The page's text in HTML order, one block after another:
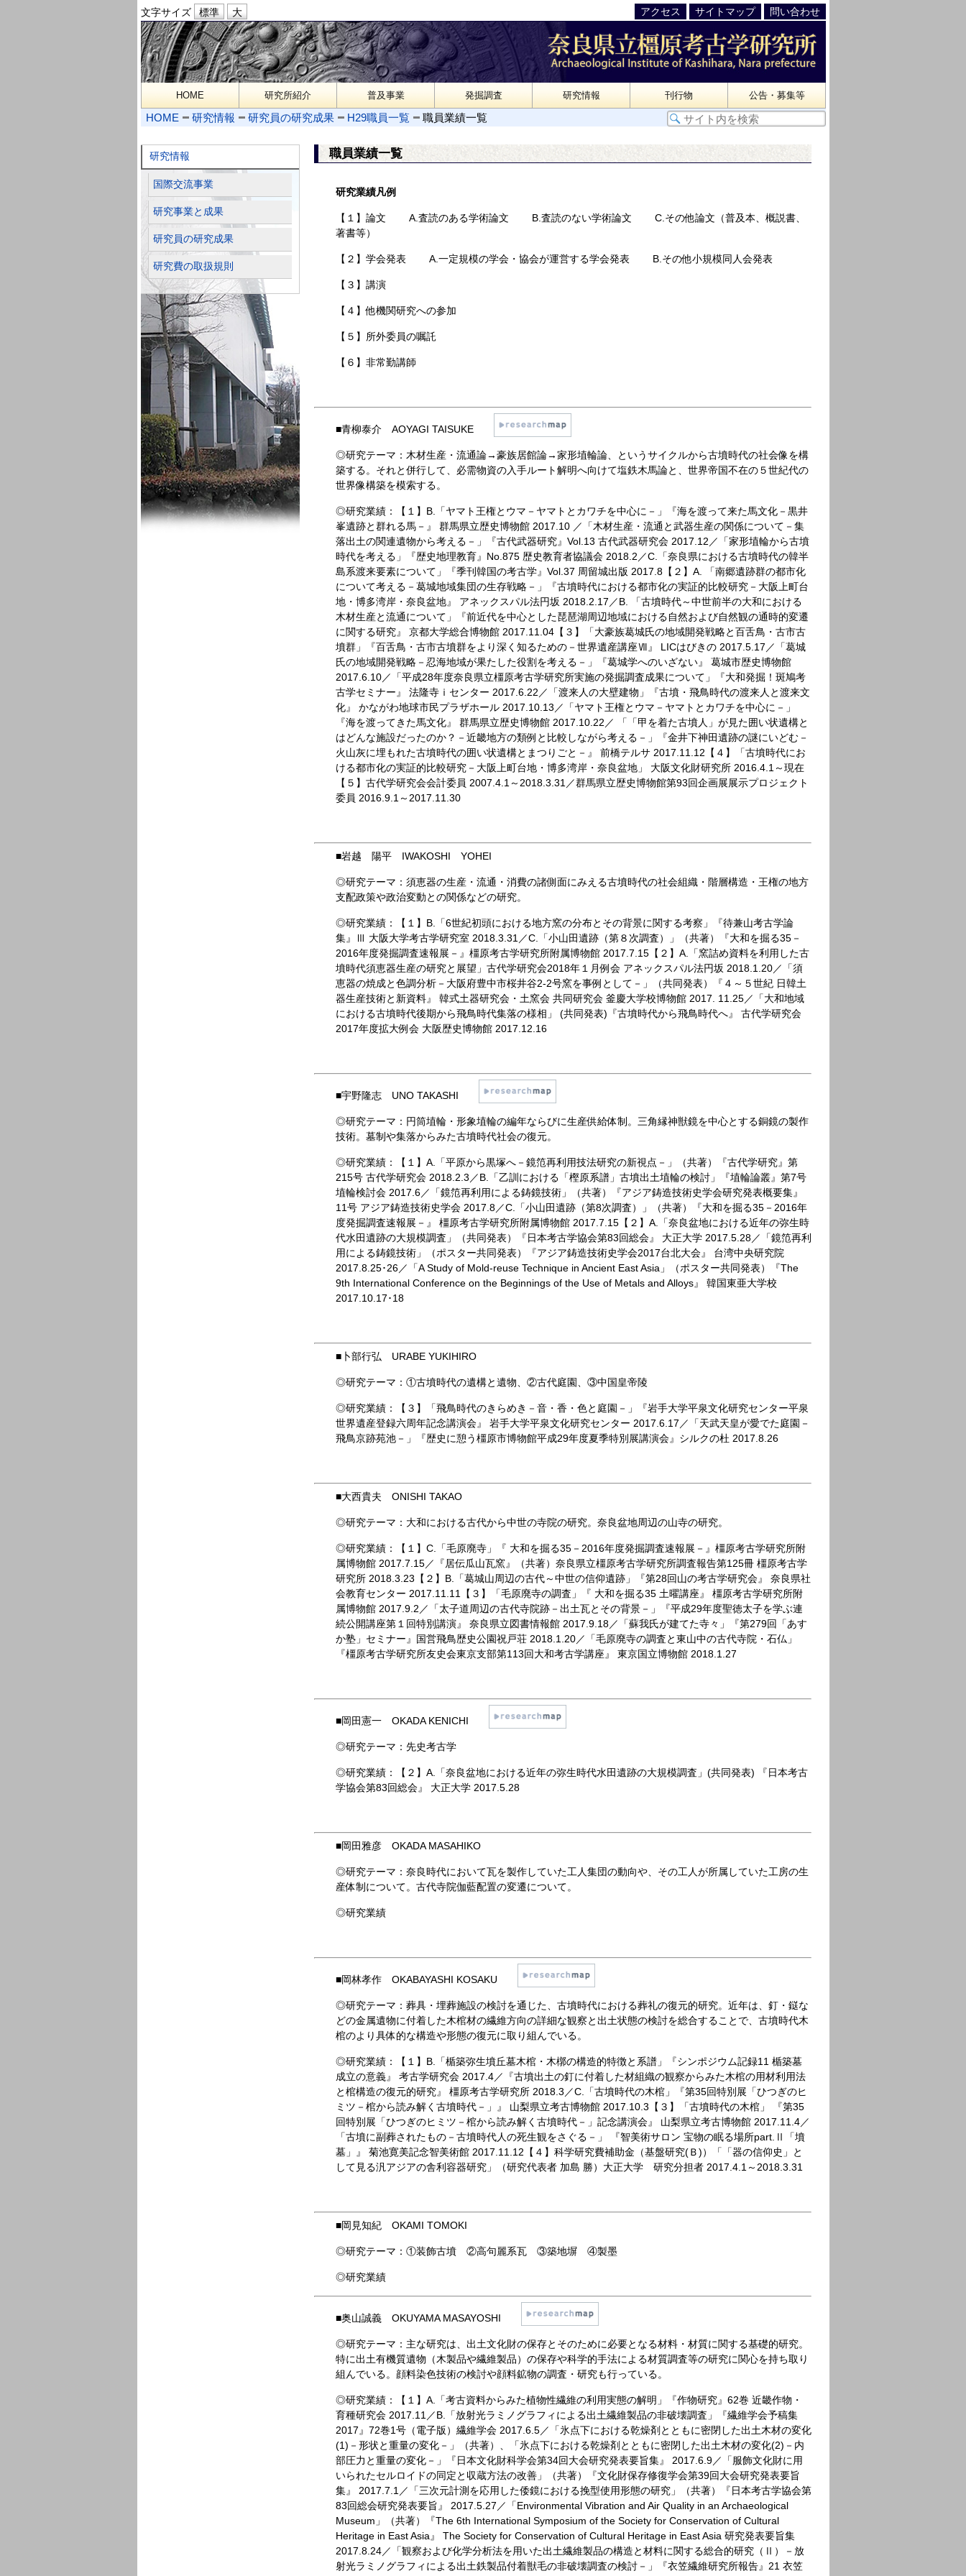
文字サイズ アクセス サイトマップ 問い合わせ
HOME 研究所紹介 普及事業 発掘調査 研究情報 刊行物 公告・募集等
HOME 研究情報 研究員の研究成果 H29職員一覧 職員業績一覧
職員業績一覧
研究業績凡例
【１】論文 A.査読のある学術論文 B.査読のない学術論文 C.その他論文（普及本、概説書、
著書等）
【２】学会発表 A.一定規模の学会・協会が運営する学会発表 B.その他小規模同人会発表
【３】講演
【４】他機関研究への参加
【５】所外委員の嘱託
【６】非常勤講師
■青柳泰介 AOYAGI TAISUKE
◎研究テーマ：木材生産・流通論→豪族居館論→家形埴輪論、というサイクルから古墳時代の社会像を構
築する。それと併行して、必需物資の入手ルート解明へ向けて塩鉄木馬論と、世界帝国不在の５世紀代の
世界像構築を模索する。
◎研究業績：【１】B.「ヤマト王権とウマ－ヤマトとカワチを中心に－」『海を渡って来た馬文化－黒井
峯遺跡と群れる馬－』 群馬県立歴史博物館 2017.10 ／「木材生産・流通と武器生産の関係について－集
落出土の関連遺物から考える－」『古代武器研究』Vol.13 古代武器研究会 2017.12／「家形埴輪から古墳
時代を考える」『歴史地理教育』No.875 歴史教育者協議会 2018.2／C.「奈良県における古墳時代の韓半
島系渡来要素について」『季刊韓国の考古学』Vol.37 周留城出版 2017.8【２】A. 「南郷遺跡群の都市化
について考える－葛城地域集団の生存戦略－」『古墳時代における都市化の実証的比較研究－大阪上町台
地・博多湾岸・奈良盆地』 アネックスパル法円坂 2018.2.17／B. 「古墳時代～中世前半の大和における
木材生産と流通について」『前近代を中心とした琵琶湖周辺地域における自然および自然観の通時的変遷
に関する研究』 京都大学総合博物館 2017.11.04【３】「大豪族葛城氏の地域開発戦略と百舌鳥・古市古
墳群」『百舌鳥・古市古墳群をより深く知るための－世界遺産講座Ⅶ』 LICはびきの 2017.5.17／「葛城
氏の地域開発戦略－忍海地域が果たした役割を考える－」『葛城学へのいざない』 葛城市歴史博物館
2017.6.10／「平成28年度奈良県立橿原考古学研究所実施の発掘調査成果について」『大和発掘！斑鳩考
古学セミナー』 法隆寺ｉセンター 2017.6.22／「渡来人の大壁建物」『古墳・飛鳥時代の渡来人と渡来文
化』 かながわ地球市民プラザホール 2017.10.13／「ヤマト王権とウマ－ヤマトとカワチを中心に－」
『海を渡ってきた馬文化』 群馬県立歴史博物館 2017.10.22／ 「「甲を着た古墳人」が見た囲い状遺構と
はどんな施設だったのか？－近畿地方の類例と比較しながら考える－」『金井下神田遺跡の謎にいどむ－
火山灰に埋もれた古墳時代の囲い状遺構とまつりごと－』 前橋テルサ 2017.11.12【４】「古墳時代にお
ける都市化の実証的比較研究－大阪上町台地・博多湾岸・奈良盆地」 大阪文化財研究所 2016.4.1～現在
【５】古代学研究会会計委員 2007.4.1～2018.3.31／群馬県立歴史博物館第93回企画展展示プロジェクト
委員 2016.9.1～2017.11.30
■岩越 陽平 IWAKOSHI YOHEI
◎研究テーマ：須恵器の生産・流通・消費の諸側面にみえる古墳時代の社会組織・階層構造・王権の地方
支配政策や政治変動との関係などの研究。
◎研究業績：【１】B.「6世紀初頭における地方窯の分布とその背景に関する考察」『待兼山考古学論
集』Ⅲ 大阪大学考古学研究室 2018.3.31／C.「小山田遺跡（第８次調査）」（共著）『大和を掘る35－
2016年度発掘調査速報展－』橿原考古学研究所附属博物館 2017.7.15【２】A.「窯詰め資料を利用した古
墳時代須恵器生産の研究と展望」古代学研究会2018年１月例会 アネックスパル法円坂 2018.1.20／「須
恵器の焼成と色調分析－大阪府豊中市桜井谷2-2号窯を事例として－」（共同発表）『４～５世紀 日韓土
器生産技術と新資料』 韓式土器研究会・土窯会 共同研究会 釜慶大学校博物館 2017. 11.25／「大和地域
における古墳時代後期から飛鳥時代集落の様相」 (共同発表)『古墳時代から飛鳥時代へ』 古代学研究会
2017年度拡大例会 大阪歴史博物館 2017.12.16
■宇野隆志 UNO TAKASHI
◎研究テーマ：円筒埴輪・形象埴輪の編年ならびに生産供給体制。三角縁神獣鏡を中心とする銅鏡の製作
技術。墓制や集落からみた古墳時代社会の復元。
◎研究業績：【１】A.「平原から黒塚へ－鏡笵再利用技法研究の新視点－」（共著）『古代学研究』第
215号 古代学研究会 2018.2.3／B.「乙訓における「樫原系譜」古墳出土埴輪の検討」『埴輪論叢』第7号
埴輪検討会 2017.6／「鏡笵再利用による鋳鏡技術」（共著）『アジア鋳造技術史学会研究発表概要集』
11号 アジア鋳造技術史学会 2017.8／C.「小山田遺跡（第8次調査）」（共著）『大和を掘る35－2016年
度発掘調査速報展－』 橿原考古学研究所附属博物館 2017.7.15【２】A.「奈良盆地における近年の弥生時
代水田遺跡の大規模調査」（共同発表）『日本考古学協会第83回総会』 大正大学 2017.5.28／「鏡笵再利
用による鋳鏡技術」（ポスター共同発表）『アジア鋳造技術史学会2017台北大会』 台湾中央研究院
2017.8.25･26／「A Study of Mold-reuse Technique in Ancient East Asia」（ポスター共同発表）『The
9th International Conference on the Beginnings of the Use of Metals and Alloys』 韓国東亜大学校
2017.10.17･18
■卜部行弘 URABE YUKIHIRO
◎研究テーマ：①古墳時代の遺構と遺物、②古代庭園、③中国皇帝陵
◎研究業績：【３】「飛鳥時代のきらめき－音・香・色と庭園－」『岩手大学平泉文化研究センター平泉
世界遺産登録六周年記念講演会』 岩手大学平泉文化研究センター 2017.6.17／「天武天皇が愛でた庭園－
飛鳥京跡苑池－」『歴史に憩う橿原市博物館平成29年度夏季特別展講演会』シルクの杜 2017.8.26
■大西貴夫 ONISHI TAKAO
◎研究テーマ：大和における古代から中世の寺院の研究。奈良盆地周辺の山寺の研究。
◎研究業績：【１】C.「毛原廃寺」『 大和を掘る35－2016年度発掘調査速報展－』橿原考古学研究所附
属博物館 2017.7.15／『居伝瓜山瓦窯』（共著）奈良県立橿原考古学研究所調査報告第125冊 橿原考古学
研究所 2018.3.23【２】B.「葛城山周辺の古代～中世の信仰遺跡」『第28回山の考古学研究会』 奈良県社
会教育センター 2017.11.11【３】「毛原廃寺の調査」『 大和を掘る35 土曜講座』 橿原考古学研究所附
属博物館 2017.9.2／「太子道周辺の古代寺院跡－出土瓦とその背景－」『平成29年度聖徳太子を学ぶ連
続公開講座第１回特別講演』 奈良県立図書情報館 2017.9.18／「蘇我氏が建てた寺々」『第279回「あす
か塾」セミナー』国営飛鳥歴史公園祝戸荘 2018.1.20／「毛原廃寺の調査と東山中の古代寺院・石仏」
『橿原考古学研究所友史会東京支部第113回大和考古学講座』 東京国立博物館 2018.1.27
■岡田憲一 OKADA KENICHI
◎研究テーマ：先史考古学
◎研究業績：【２】A.「奈良盆地における近年の弥生時代水田遺跡の大規模調査」(共同発表) 『日本考古
学協会第83回総会』 大正大学 2017.5.28
■岡田雅彦 OKADA MASAHIKO
◎研究テーマ：奈良時代において瓦を製作していた工人集団の動向や、その工人が所属していた工房の生
産体制について。古代寺院伽藍配置の変遷について。
◎研究業績
■岡林孝作 OKABAYASHI KOSAKU
◎研究テーマ：葬具・埋葬施設の検討を通じた、古墳時代における葬礼の復元的研究。近年は、釘・鎹な
どの金属遺物に付着した木棺材の繊維方向の詳細な観察と出土状態の検討を総合することで、古墳時代木
棺のより具体的な構造や形態の復元に取り組んでいる。
◎研究業績：【１】B.「楯築弥生墳丘墓木棺・木槨の構造的特徴と系譜」『シンポジウム記録11 楯築墓
成立の意義』 考古学研究会 2017.4／『古墳出土の釘に付着した材組織の観察からみた木棺の用材利用法
と棺構造の復元的研究』 橿原考古学研究所 2018.3／C.「古墳時代の木棺」『第35回特別展「ひつぎのヒ
ミツ－棺から読み解く古墳時代－」』 山梨県立考古博物館 2017.10.3【３】「古墳時代の木棺」 『第35
回特別展「ひつぎのヒミツ－棺から読み解く古墳時代－」記念講演会』 山梨県立考古博物館 2017.11.4／
「古墳に副葬されたもの－古墳時代人の死生観をさぐる－」 『智美術サロン 宝物の眠る場所part.Ⅱ「墳
墓」』 菊池寛美記念智美術館 2017.11.12【４】科学研究費補助金（基盤研究(Ｂ)）「「器の信仰史」と
して見る汎アジアの舎利容器研究」（研究代表者 加島 勝）大正大学 研究分担者 2017.4.1～2018.3.31
■岡見知紀 OKAMI TOMOKI
◎研究テーマ：①装飾古墳 ②高句麗系瓦 ③築地塀 ④製墨
◎研究業績
■奥山誠義 OKUYAMA MASAYOSHI
◎研究テーマ：主な研究は、出土文化財の保存とそのために必要となる材料・材質に関する基礎的研究。
特に出土有機質遺物（木製品や繊維製品）の保存や科学的手法による材質調査等の研究に関心を持ち取り
組んでいる。顔料染色技術の検討や顔料鉱物の調査・研究も行っている。
◎研究業績：【１】A.「考古資料からみた植物性繊維の利用実態の解明」『作物研究』62巻 近畿作物・
育種研究会 2017.11／B.「放射光ラミノグラフィによる出土繊維製品の非破壊調査」『繊維学会予稿集
2017』72巻1号（電子版）繊維学会 2017.6.5／「氷点下における乾燥剤とともに密閉した出土木材の変化
(1)－形状と重量の変化－」（共著）、「氷点下における乾燥剤とともに密閉した出土木材の変化(2)－内
部圧力と重量の変化－」『日本文化財科学会第34回大会研究発表要旨集』 2017.6.9／「服飾文化財に用
いられたセルロイドの同定と収蔵方法の改善」（共著）『文化財保存修復学会第39回大会研究発表要旨
集』 2017.7.1／「三次元計測を応用した倭鏡における挽型使用形態の研究」（共著）『日本考古学協会第
83回総会研究発表要旨』 2017.5.27／「Environmental Vibration and Air Quality in an Archaeological
Museum」（共著）『The 6th International Symposium of the Society for Conservation of Cultural
Heritage in East Asia』 The Society for Conservation of Cultural Heritage in East Asia 研究発表要旨集
2017.8.24／「観察および化学分析法を用いた出土繊維製品の構造と材料に関する総合的研究（Ⅱ）－放
射光ラミノグラフィによる出土鉄製品付着獣毛の非破壊調査の検討－」『衣笠繊維研究所報告』21 衣笠
研究情報
国際交流事業
研究事業と成果
研究員の研究成果
研究費の取扱規則